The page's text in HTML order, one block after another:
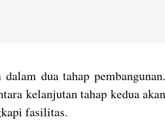
dua tahap pembangunan.
kelanjutan tahap kedua akan
fasilitas.